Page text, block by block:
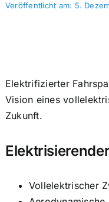
Veröffentlicht am: 5.
Elektrifizierter
Vision eines
Zukunft.
Vollelektrischer